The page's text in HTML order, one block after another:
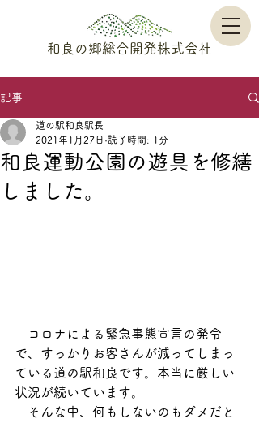
和良の郷総合開発株式会社
記事
和良運動公園の遊具を修繕
しました。
道の駅和良駅長
2021年1月27日 読了時間: 1分
コロナによる緊急事態宣言の発令
で、すっかりお客さんが減ってしまっ
ている道の駅和良です。本当に厳しい
状況が続いています。
そんな中、何もしないのもダメだと